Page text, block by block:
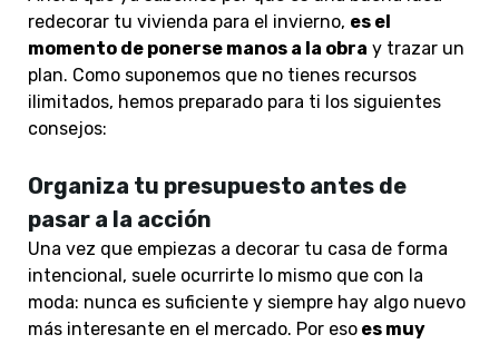
redecorar tu vivienda para el invierno, es el
momento de ponerse manos a la obra y trazar un
plan. Como suponemos que no tienes recursos
ilimitados, hemos preparado para ti los siguientes
consejos:
Organiza tu presupuesto antes de
pasar a la acción
Una vez que empiezas a decorar tu casa de forma
intencional, suele ocurrirte lo mismo que con la
moda: nunca es suficiente y siempre hay algo nuevo
más interesante en el mercado. Por eso es muy